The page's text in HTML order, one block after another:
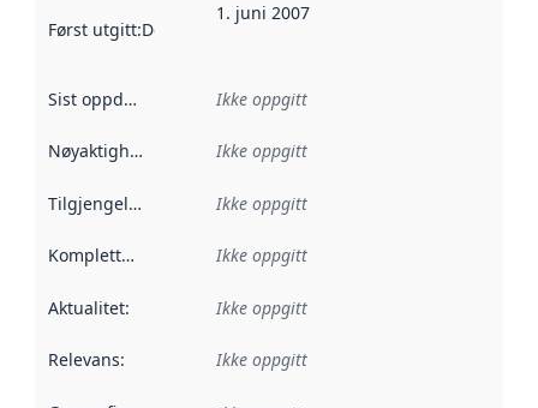
Først utgitt:Denne datoen sier når dataene i dette
1. juni 2007
Sist oppdatert Ikke oppgitt
Nøyaktighet Ikke oppgitt
Tilgjengelighet Ikke oppgitt
Kompletthet Ikke oppgitt
Aktualitet: Ikke oppgitt
Relevans: Ikke oppgitt